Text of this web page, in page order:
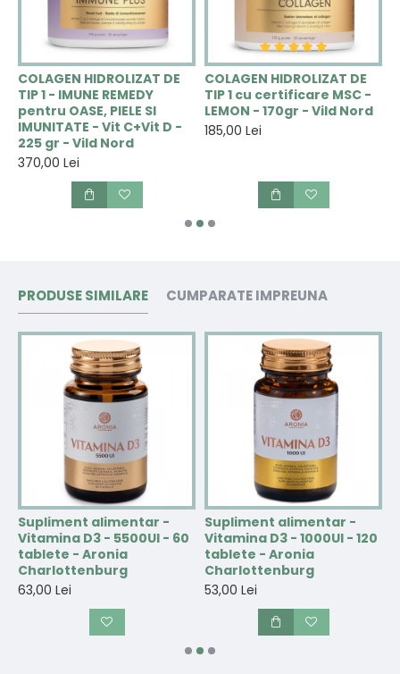
COLAGEN HIDROLIZAT DE
TIP 1 - IMUNE REMEDY
pentru OASE, PIELE SI
IMUNITATE - Vit C+Vit D -
225 gr - Vild Nord
370,00 Lei
COLAGEN HIDROLIZAT DE
TIP 1 cu certificare MSC -
LEMON - 170gr - Vild Nord
185,00 Lei
PRODUSE SIMILARE CUMPARATE IMPREUNA
Supliment alimentar -
Vitamina D3 - 5500UI - 60
tablete - Aronia
Charlottenburg
63,00 Lei
Supliment alimentar -
Vitamina D3 - 1000UI - 120
tablete - Aronia
Charlottenburg
53,00 Lei